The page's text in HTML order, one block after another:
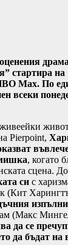
стартира на
Max. По
всеки
Pierpoint,
, когато
сцена.
си с
(Кит
(Макс
да се
да бъдат на